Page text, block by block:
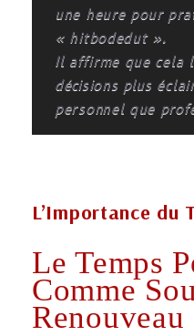
une heure pour
« hitbodedut ».
Il affirme que cela
décisions plus
personnel que
L’Importance du
Le Temps
Comme
Renouveau